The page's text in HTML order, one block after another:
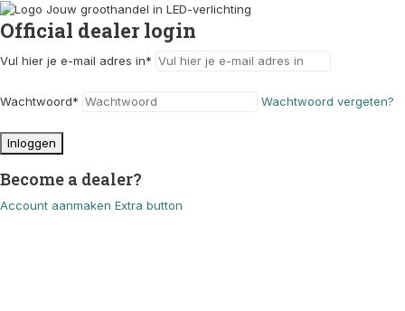
Official dealer login
Vul hier je e-mail adres in*
Wachtwoord* Wachtwoord vergeten?
Inloggen
Become a dealer?
Account aanmaken Extra button